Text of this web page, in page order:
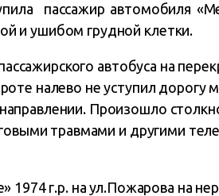
пассажир автомобиля
и ушибом грудной клетки.
автобуса на
налево не уступил дорогу
Произошло
травмами и другими
1974 г.р. на ул.Пожарова на